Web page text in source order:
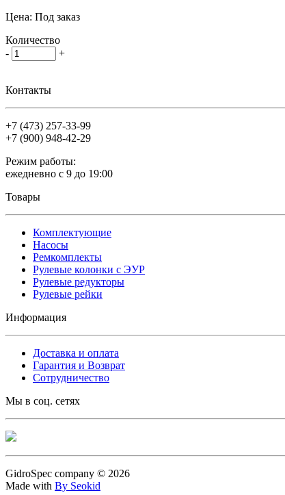
Цена: Под заказ
Количество
-
+
Контакты
+7 (473) 257-33-99
+7 (900) 948-42-29
Режим работы:
ежедневно с 9 до 19:00
Товары
Комплектующие
Насосы
Ремкомплекты
Рулевые колонки с ЭУР
Рулевые редукторы
Рулевые рейки
Информация
Доставка и оплата
Гарантия и Возврат
Сотрудничество
Мы в соц. сетях
GidroSpec company © 2026
Made with By Seokid